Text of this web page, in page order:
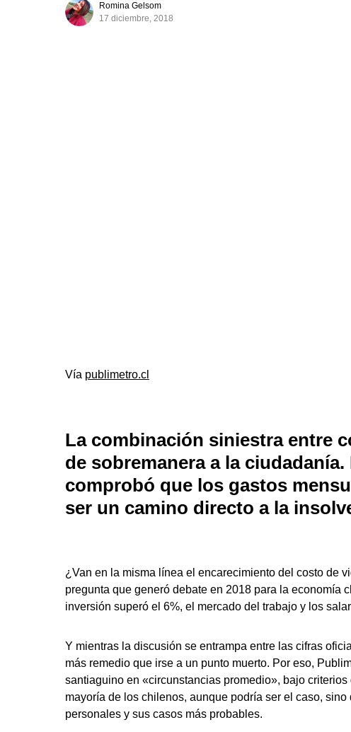
Romina Gelsom
17 diciembre, 2018
Vía publimetro.cl
La combinación siniestra entre
de sobremanera a la
comprobó que los gastos
ser un camino directo a la
¿Van en la misma línea el encarecimiento del costo de
pregunta que generó debate en 2018 para la economía
inversión superó el 6%, el mercado del trabajo y los
Y mientras la discusión se entrampa entre las cifras
más remedio que irse a un punto muerto. Por eso,
santiaguino en «circunstancias promedio», bajo
mayoría de los chilenos, aunque podría ser el caso,
personales y sus casos más probables.